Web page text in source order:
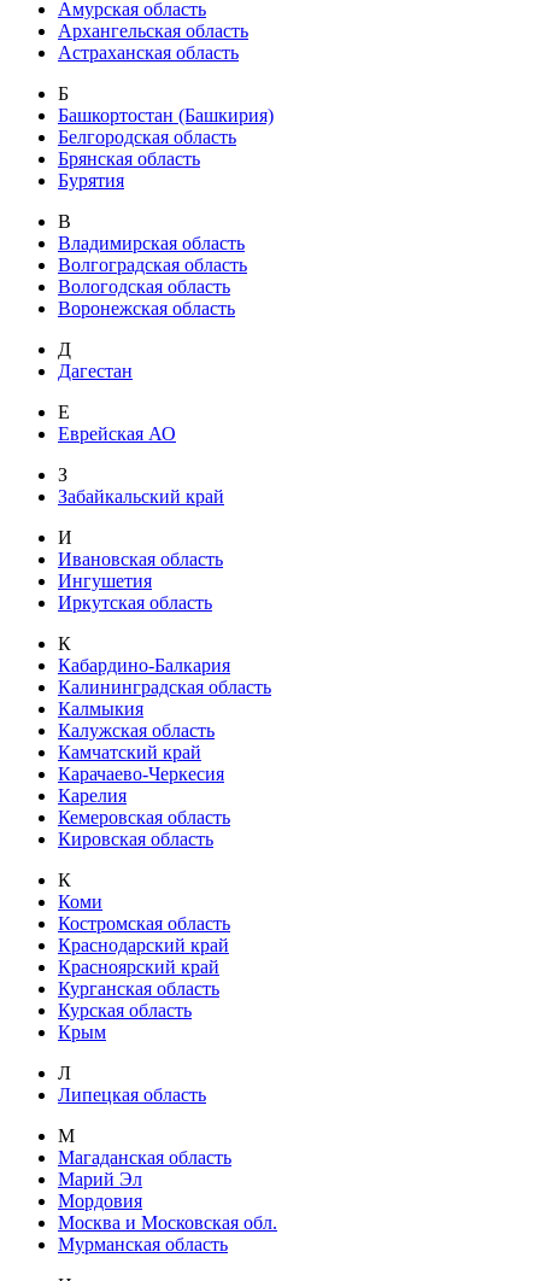
Амурская область
Архангельская область
Астраханская область
Б
Башкортостан (Башкирия)
Белгородская область
Брянская область
Бурятия
В
Владимирская область
Волгоградская область
Вологодская область
Воронежская область
Д
Дагестан
Е
Еврейская АО
З
Забайкальский край
И
Ивановская область
Ингушетия
Иркутская область
К
Кабардино-Балкария
Калининградская область
Калмыкия
Калужская область
Камчатский край
Карачаево-Черкесия
Карелия
Кемеровская область
Кировская область
К
Коми
Костромская область
Краснодарский край
Красноярский край
Курганская область
Курская область
Крым
Л
Липецкая область
М
Магаданская область
Марий Эл
Мордовия
Москва и Московская обл.
Мурманская область